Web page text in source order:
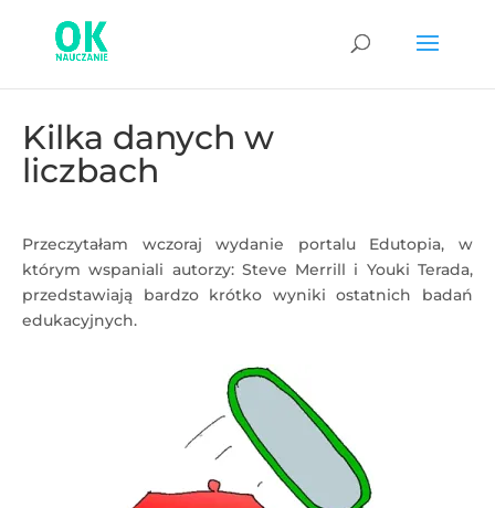
Kilka danych w
liczbach
Przeczytałam wczoraj wydanie portalu Edutopia, w
którym wspaniali autorzy: Steve Merrill i Youki Terada,
przedstawiają bardzo krótko wyniki ostatnich badań
edukacyjnych.